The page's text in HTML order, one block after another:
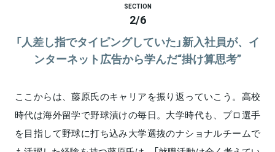
SECTION
2/6
「人差し指でタイピングしていた」新入社員が、イ
ンターネット広告から学んだ“掛け算思考”
ここからは、藤原氏のキャリアを振り返っていこう。高校
時代は海外留学で野球漬けの毎日。大学時代も、プロ選手
を目指して野球に打ち込み大学選抜のナショナルチームで